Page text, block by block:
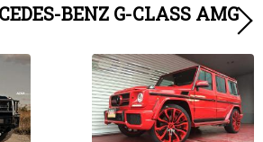
BENZ G-CLASS AMG